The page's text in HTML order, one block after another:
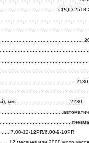
CPQD 25T8
2130
мм.....................................2230
12-12PR/6.00-9-10PR